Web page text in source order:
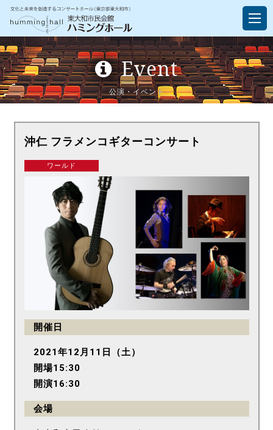
Event
公演・イベント
沖仁 フラメンコギターコンサート
ワールド
開催日
2021年12月11日（土）
開場15:30
開演16:30
会場